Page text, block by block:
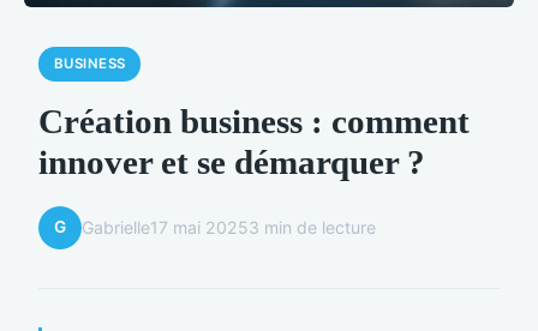
BUSINESS
Création business : comment
innover et se démarquer ?
G Gabrielle17 mai 20253 min de lecture